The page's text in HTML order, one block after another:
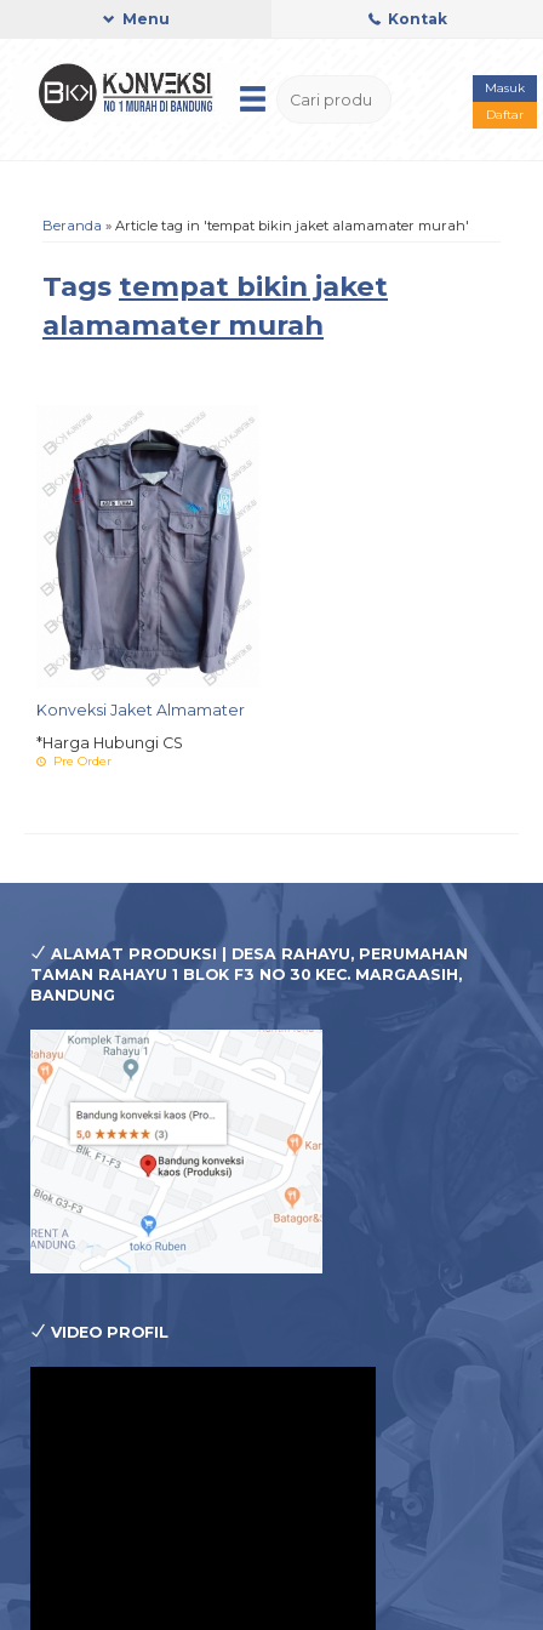
Menu Kontak
Masuk
Daftar
Beranda » Article tag in 'tempat bikin jaket alamamater murah'
Tags tempat bikin jaket
alamamater murah
Konveksi Jaket Almamater
*Harga Hubungi CS
Pre Order
ALAMAT PRODUKSI | DESA RAHAYU, PERUMAHAN
TAMAN RAHAYU 1 BLOK F3 NO 30 KEC. MARGAASIH,
BANDUNG
VIDEO PROFIL